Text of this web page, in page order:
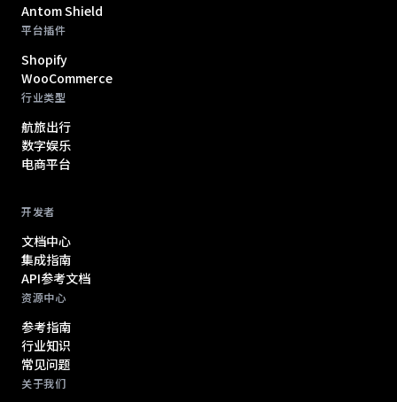
Antom Shield
平台插件
Shopify
WooCommerce
行业类型
航旅出行
数字娱乐
电商平台
开发者
文档中心
集成指南
API参考文档
资源中心
参考指南
行业知识
常见问题
关于我们